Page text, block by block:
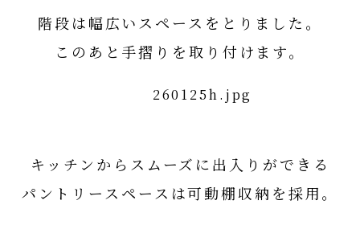
階段は幅広いスペースをとりました。
このあと手摺りを取り付けます。
キッチンからスムーズに出入りができる
パントリースペースは可動棚収納を採用。